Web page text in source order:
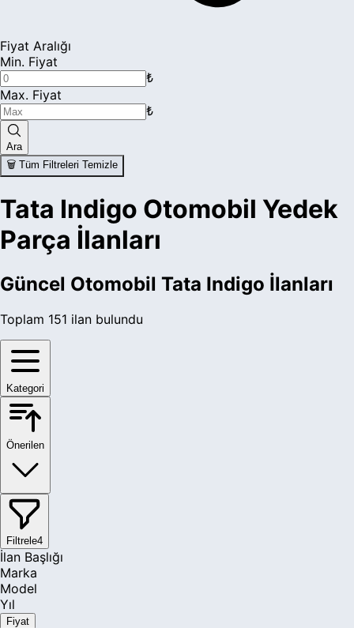
Fiyat Aralığı
Min. Fiyat
₺
Max. Fiyat
₺
Ara
🗑️ Tüm Filtreleri Temizle
Tata Indigo Otomobil Yedek
Parça İlanları
Güncel Otomobil Tata Indigo İlanları
Toplam 151 ilan bulundu
Kategori
Önerilen
Filtrele4
İlan Başlığı
Marka
Model
Yıl
Fiyat